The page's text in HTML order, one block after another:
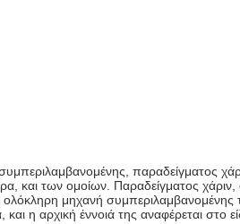
παραδείγματος
και των ομοίων. Παραδείγματος
ολόκληρη μηχανή
η αρχική έννοιά της αναφέρεται στο